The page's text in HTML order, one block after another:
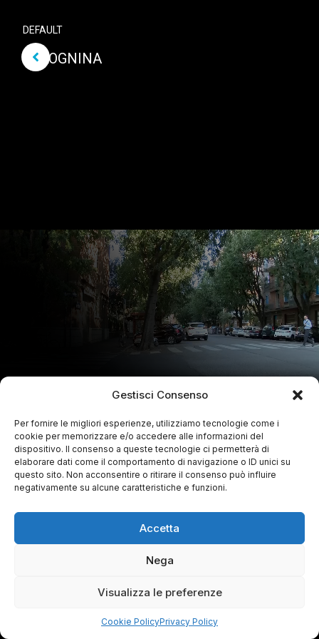
Gestisci Consenso
Per fornire le migliori esperienze, utilizziamo tecnologie come i
cookie per memorizzare e/o accedere alle informazioni del
dispositivo. Il consenso a queste tecnologie ci permetterà di
elaborare dati come il comportamento di navigazione o ID unici su
questo sito. Non acconsentire o ritirare il consenso può influire
negativamente su alcune caratteristiche e funzioni.
Accetta
Nega
Visualizza le preferenze
Cookie PolicyPrivacy Policy